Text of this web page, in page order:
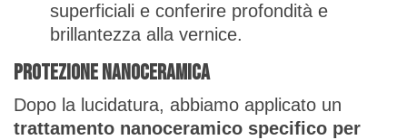
superficiali e conferire profondità e
brillantezza alla vernice.
Protezione Nanoceramica
Dopo la lucidatura, abbiamo applicato un
trattamento nanoceramico specifico per